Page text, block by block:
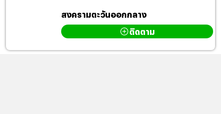
สงครามตะวันออกกลาง
ติดตาม